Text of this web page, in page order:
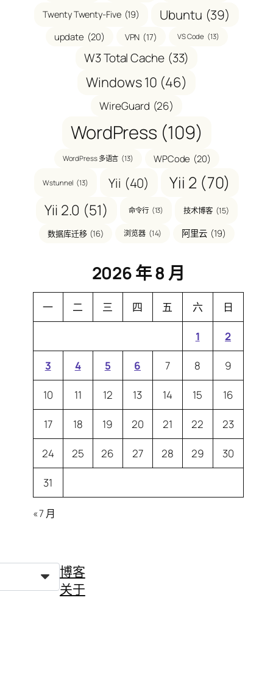
Twenty Twenty-Five (19) Ubuntu (39)
update (20) VPN (17) VS Code (13)
W3 Total Cache (33)
Windows 10 (46)
WireGuard (26)
WordPress (109)
WordPress 多语言 (13) WPCode (20)
Wstunnel (13) Yii (40) Yii 2 (70)
Yii 2.0 (51) 命令行 (13) 技术博客 (15)
数据库迁移 (16) 浏览器 (14) 阿里云 (19)
2026 年 8 月
一 二 三 四 五 六 日
1 2
3 4 5 6 7 8 9
10 11 12 13 14 15 16
17 18 19 20 21 22 23
24 25 26 27 28 29 30
31
« 7 月
博客
关于